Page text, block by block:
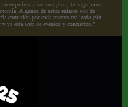
experiencia sea completa, te sugerimos
Algunos de estos enlaces son de
comisión por cada reserva realizada (sin
esta web de eventos y conciertos.”